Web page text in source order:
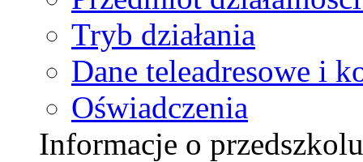
Tryb działania
Dane teleadresowe i
Oświadczenia
Informacje o przedszkolu